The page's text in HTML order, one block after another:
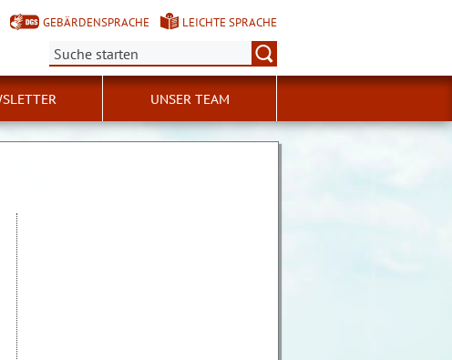
GEBÄRDENSPRACHE
LEICHTE SPRACHE
Suche:
UNSER TEAM